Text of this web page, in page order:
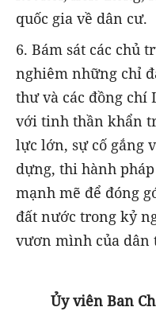
quốc gia về dân cư.
6. Bám sát các chủ
nghiêm những chỉ
thư và các đồng chí
với tinh thần khẩn
lực lớn, sự cố gắng
dựng, thi hành
mạnh mẽ để đóng
đất nước trong kỷ
vươn mình của dân
Ủy viên Ban